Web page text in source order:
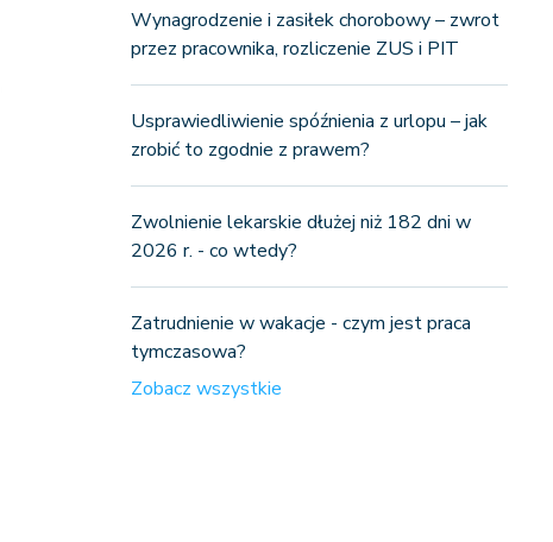
Wynagrodzenie i zasiłek chorobowy – zwrot
przez pracownika, rozliczenie ZUS i PIT
Usprawiedliwienie spóźnienia z urlopu – jak
zrobić to zgodnie z prawem?
Zwolnienie lekarskie dłużej niż 182 dni w
2026 r. - co wtedy?
Zatrudnienie w wakacje - czym jest praca
tymczasowa?
Zobacz wszystkie